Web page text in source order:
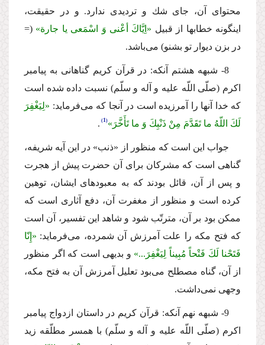
محتواى آن، جاى شك و تردیدى ندارد. و در حقیقت،
اینگونه خطابها از قبیل «اِیَّاكَ أعْنى وَ اسْمَعى یا جارة» (=
در بزن دیوار تو بشنو) مى‌باشد.
8- شبهه هشتم آنكه: در قرآن كریم گناهانى به پیامبر
اكرم (صلّى اللّه علیه و آله و سلّم) نسبت داده شده است
كه خدا آنها را آمرزیده است در آنجا كه مى‌فرماید: «لِیَغْفِرَ
لَكَ اللّهُ ما تَقَدَّمَ مِنْ ذَنْبِكَ وَ ما تَأَخَّرَ» 1
.
جواب این است كه منظور از «ذنب» در این آیه شریفه،
گناهى است كه مشركان براى آن حضرت پیش از هجرت
و پس از آن، قائل بودند كه به معبودهاى ایشان، توهین
كرده است و منظور از مغفرت آن، دفع آثارى است كه
ممكن بود بر آن، مترتّب شود و شاهد این تفسیر، آن است
كه فتح مكه را علت آمرزش آن شمرده، مى‌فرماید: «إِنّا
فَتَحْنا لَكَ فَتْحاً مُبِیناً لِیَغْفِرَ...» و بدیهى است كه اگر منظور
از آن، گناه مصطلح مى‌بود تعلیل آمرزش آن به فتح مكه،
وجهى نمى‌داشت.
9- شبهه نهم آنكه: قرآن كریم در داستان ازدواج پیامبر
اكرم (صلّى اللّه علیه و آله و سلّم) با همسر مطلّقه زید